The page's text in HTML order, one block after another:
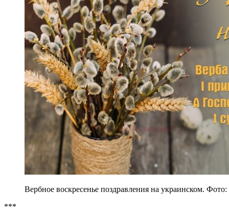
Вербное воскресенье поздравления на украинском. Фото:
***